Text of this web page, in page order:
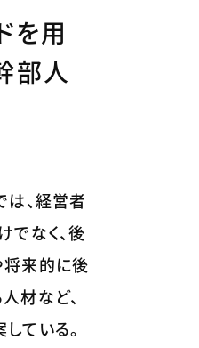
を用
部人
は、経営者
でなく、後
来的に後
材など、
ている。